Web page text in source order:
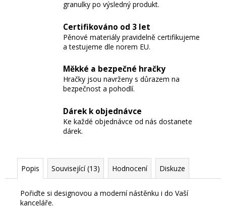
granulky po výsledný produkt.
Certifikováno od 3 let
Pěnové materiály pravidelně certifikujeme
a testujeme dle norem EU.
Měkké a bezpečné hračky
Hračky jsou navrženy s důrazem na
bezpečnost a pohodlí.
Dárek k objednávce
Ke každé objednávce od nás dostanete
dárek.
Popis Související (13) Hodnocení Diskuze
Pořiďte si designovou a moderní nástěnku i do Vaší
kanceláře.